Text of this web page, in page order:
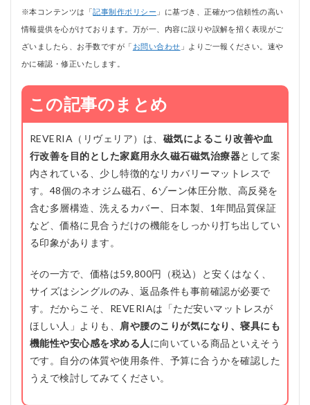
※本コンテンツは「記事制作ポリシー 」に基づき、正確かつ信頼性の高い
情報提供を心がけております。万が一、内容に誤りや誤解を招く表現がご
ざいましたら、お手数ですが「 お問い合わせ 」よりご一報ください。速や
かに確認・修正いたします。
この記事のまとめ
REVERIA（リヴェリア）は、 磁気によるこり改善や血
行改善を目的とした家庭用永久磁石磁気治療器として案
内されている、少し特徴的なリカバリーマットレスで
す。48個のネオジム磁石、6ゾーン体圧分散、高反発を
含む多層構造、洗えるカバー、日本製、1年間品質保証
など、価格に見合うだけの機能をしっかり打ち出してい
る印象があります。
その一方で、価格は59,800円（税込）と安くはなく、
サイズはシングルのみ、返品条件も事前確認が必要で
す。だからこそ、REVERIAは「ただ安いマットレスが
ほしい人」よりも、 肩や腰のこりが気になり、寝具にも
機能性や安心感を求める人 に向いている商品といえそう
です。自分の体質や使用条件、予算に合うかを確認した
うえで検討してみてください。